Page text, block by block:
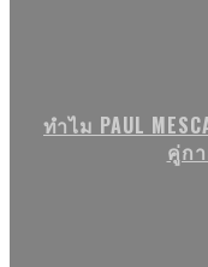
ทำไม PAUL
คู่ก